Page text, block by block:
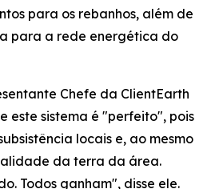
para os rebanhos, além de
para a rede energética do
Chefe da ClientEarth
este sistema é "perfeito", pois
locais e, ao mesmo
da terra da área.
Todos ganham", disse ele.